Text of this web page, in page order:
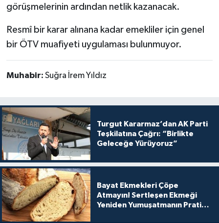
görüşmelerinin ardından netlik kazanacak.
Resmî bir karar alınana kadar emekliler için genel
bir ÖTV muafiyeti uygulaması bulunmuyor.
Muhabir: Suğra İrem Yıldız
Turgut Kararmaz’dan AK Parti
Teşkilatına Çağrı: “Birlikte
Geleceğe Yürüyoruz”
Bayat Ekmekleri Çöpe
Atmayın! Sertleşen Ekmeği
Yeniden Yumuşatmanın Pratik